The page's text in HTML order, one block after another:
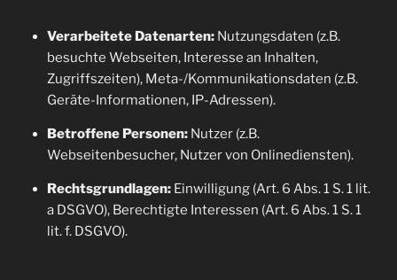
Verarbeitete Datenarten:Nutzungsdaten (z.B.
besuchte Webseiten, Interesse an Inhalten,
Zugriffszeiten), Meta-/Kommunikationsdaten (z.B.
Geräte-Informationen, IP-Adressen).
Betroffene Personen:Nutzer (z.B.
Webseitenbesucher, Nutzer von Onlinediensten).
Rechtsgrundlagen:Einwilligung (Art. 6 Abs. 1 S. 1 lit.
a DSGVO), Berechtigte Interessen (Art. 6 Abs. 1 S. 1
lit. f. DSGVO).